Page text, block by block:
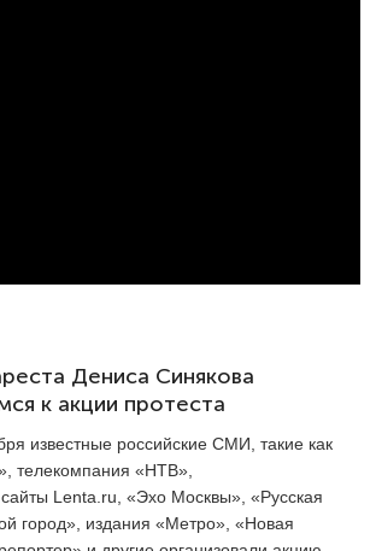
Дениса Синякова
к акции протеста
известные российские СМИ, такие как
телекомпания «НТВ»,
Lenta.ru, «Эхо Москвы», «Русская
город», издания «Метро», «Новая